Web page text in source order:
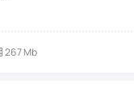
267 Mb